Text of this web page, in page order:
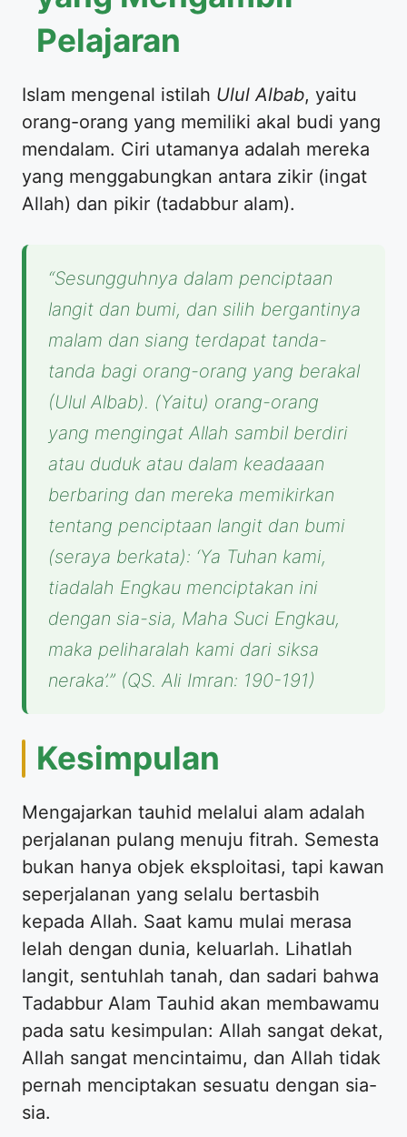
Pelajaran
Islam mengenal istilah Ulul Albab, yaitu
orang-orang yang memiliki akal budi yang
mendalam. Ciri utamanya adalah mereka
yang menggabungkan antara zikir (ingat
Allah) dan pikir (tadabbur alam).
“Sesungguhnya dalam penciptaan
langit dan bumi, dan silih bergantinya
malam dan siang terdapat tanda-
tanda bagi orang-orang yang berakal
(Ulul Albab). (Yaitu) orang-orang
yang mengingat Allah sambil berdiri
atau duduk atau dalam keadaaan
berbaring dan mereka memikirkan
tentang penciptaan langit dan bumi
(seraya berkata): ‘Ya Tuhan kami,
tiadalah Engkau menciptakan ini
dengan sia-sia, Maha Suci Engkau,
maka peliharalah kami dari siksa
neraka’.” (QS. Ali Imran: 190-191)
Kesimpulan
Mengajarkan tauhid melalui alam adalah
perjalanan pulang menuju fitrah. Semesta
bukan hanya objek eksploitasi, tapi kawan
seperjalanan yang selalu bertasbih
kepada Allah. Saat kamu mulai merasa
lelah dengan dunia, keluarlah. Lihatlah
langit, sentuhlah tanah, dan sadari bahwa
Tadabbur Alam Tauhid akan membawamu
pada satu kesimpulan: Allah sangat dekat,
Allah sangat mencintaimu, dan Allah tidak
pernah menciptakan sesuatu dengan sia-
sia.